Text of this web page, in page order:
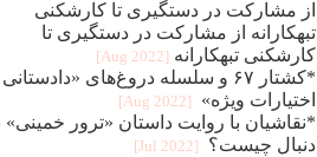
از مشارکت در دستگیری تا کارشکنی
تبهکارانه از مشارکت در دستگیری تا
کارشکنی تبهکارانه [2022 Aug]
*کشتار ۶۷ و سلسله دروغ‌های «دادستانی
اختیارات ویژه»
[2022 Aug]
*نقاشیان با روایت داستان «ترور خمینی»
دنبال چیست؟
[2022 Jul]